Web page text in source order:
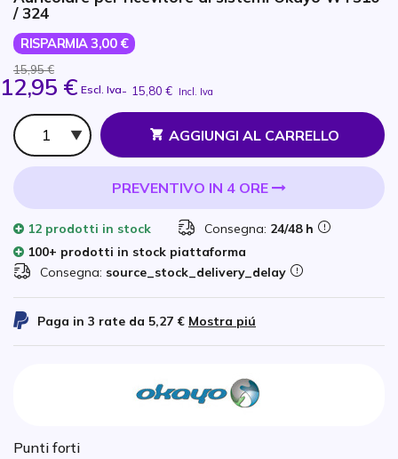
/ 324
RISPARMIA 3,00 €
15,95 €
12,95 € Escl. Iva- 15,80 € Incl. Iva
Qtà
AGGIUNGI AL CARRELLO
PREVENTIVO IN 4 ORE
12 prodotti in stock Consegna: 24/48 h
100+ prodotti in stock piattaforma
Consegna: source_stock_delivery_delay
Paga in 3 rate da 5,27 € Mostra piú
Punti forti